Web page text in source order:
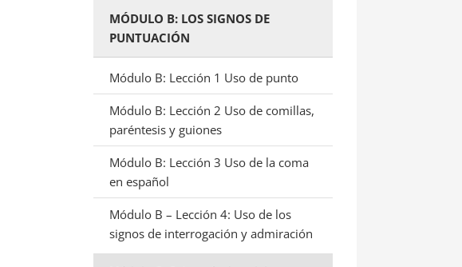
MÓDULO B: LOS SIGNOS DE
PUNTUACIÓN
Módulo B: Lección 1 Uso de punto
Módulo B: Lección 2 Uso de comillas,
paréntesis y guiones
Módulo B: Lección 3 Uso de la coma
en español
Módulo B – Lección 4: Uso de los
signos de interrogación y admiración